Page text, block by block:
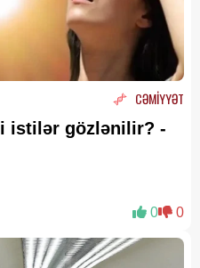
CƏMİYYƏT
istilər gözlənilir? -
0 0